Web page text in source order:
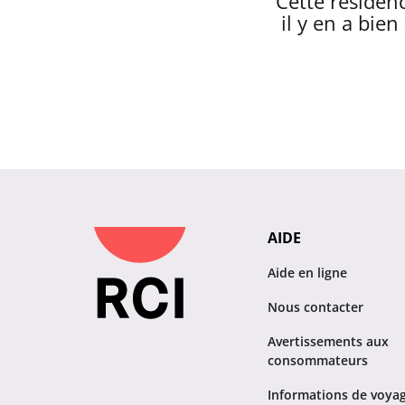
il y en a bien
AIDE
Aide en ligne
Nous contacter
Avertissements aux
consommateurs
Informations de